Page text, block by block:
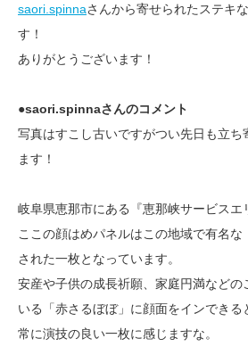
saori.spinnaさんから寄せられたステキ
す！
ありがとうございます！
●saori.spinnaさんのコメント
写真はすこし古いですがつい先日も立
ます！
岐阜県恵那市にある『恵那峡サービスエ
ここの顔はめパネルはこの地域で有名
された一枚となっています。
安産や子供の成長祈願、家庭円満などの
いる「赤さるぼぼ」に顔面をインでき
常に演技の良い一枚に感じますな。